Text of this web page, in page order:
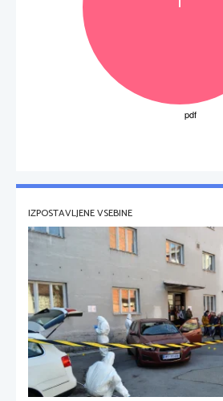
IZPOSTAVLJENE VSEBINE